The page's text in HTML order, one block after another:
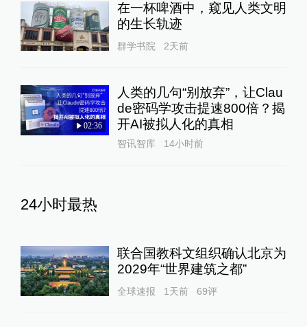
在一杯啤酒中，窥见人类文明
的生长轨迹
群学书院 2天前
02:36
人类的几句“别放弃”，让Clau
de密码学攻击提速800倍？揭
开AI被拟人化的真相
智讯智库 14小时前
24小时最热
联合国教科文组织确认北京为
2029年“世界建筑之都”
全球速报 1天前 69评